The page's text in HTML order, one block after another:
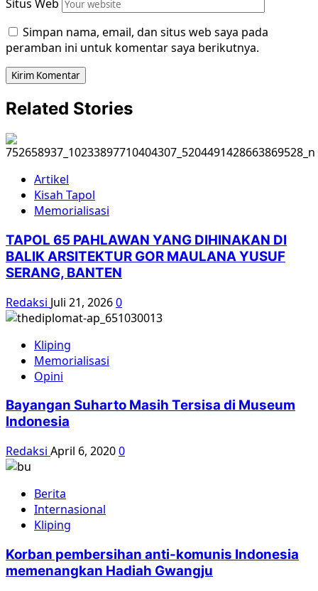
Situs Web
Simpan nama, email, dan situs web saya pada
peramban ini untuk komentar saya berikutnya.
Related Stories
Artikel
Kisah Tapol
Memorialisasi
TAPOL 65 PAHLAWAN YANG DIHINAKAN DI
BALIK ARSITEKTUR GOR MAULANA YUSUF
SERANG, BANTEN
Redaksi Juli 21, 20260
Kliping
Memorialisasi
Opini
Bayangan Suharto Masih Tersisa di Museum
Indonesia
Redaksi April 6, 20200
Berita
Internasional
Kliping
Korban pembersihan anti-komunis Indonesia
memenangkan Hadiah Gwangju